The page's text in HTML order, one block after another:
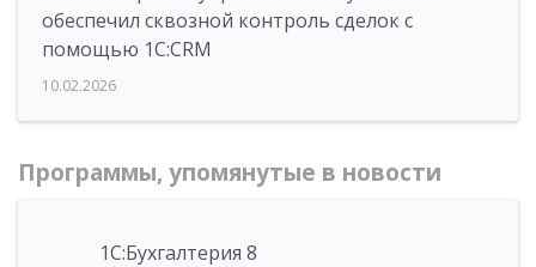
обеспечил сквозной контроль сделок с
помощью 1С:CRM
10.02.2026
Программы, упомянутые в новости
1С:Бухгалтерия 8